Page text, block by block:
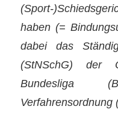
(Sport-
haben (=
dabei das
(StNSchG) der
Bundesliga
Verfahrensordnung